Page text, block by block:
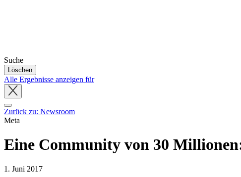
Suche
Löschen
Alle Ergebnisse anzeigen für
tray
Zurück zu: Newsroom
Meta
Eine Community von 30
1. Juni 2017